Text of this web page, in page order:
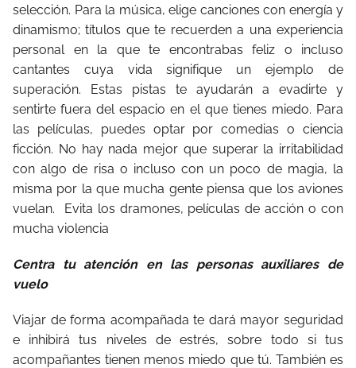
selección. Para la música, elige canciones con energía y
dinamismo; títulos que te recuerden a una experiencia
personal en la que te encontrabas feliz o incluso
cantantes cuya vida signifique un ejemplo de
superación. Estas pistas te ayudarán a evadirte y
sentirte fuera del espacio en el que tienes miedo. Para
las películas, puedes optar por comedias o ciencia
ficción. No hay nada mejor que superar la irritabilidad
con algo de risa o incluso con un poco de magia, la
misma por la que mucha gente piensa que los aviones
vuelan. Evita los dramones, películas de acción o con
mucha violencia
Centra tu atención en las personas auxiliares de
vuelo
Viajar de forma acompañada te dará mayor seguridad
e inhibirá tus niveles de estrés, sobre todo si tus
acompañantes tienen menos miedo que tú. También es